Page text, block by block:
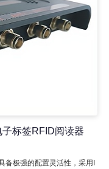
子标签RFID阅读器
备极强的配置灵活性，采用I